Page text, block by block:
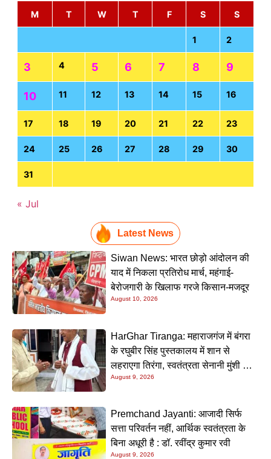
M T W T F S S
1 2
3 4 5 6 7 8 9
10 11 12 13 14 15 16
17 18 19 20 21 22 23
24 25 26 27 28 29 30
31
« Jul
Latest News
Siwan News: भारत छोड़ो आंदोलन की
याद में निकला प्रतिरोध मार्च, महंगाई-
बेरोजगारी के खिलाफ गरजे किसान-मजदूर
August 10, 2026
HarGhar Tiranga: महाराजगंज में बंगरा
के रघुबीर सिंह पुस्तकालय में शान से
लहराएगा तिरंगा, स्वतंत्रता सेनानी मुंशी सिंह
होंगे मुख्य अतिथि
August 9, 2026
Premchand Jayanti: आजादी सिर्फ
सत्ता परिवर्तन नहीं, आर्थिक स्वतंत्रता के
बिना अधूरी है : डॉ. रवींद्र कुमार रवी
August 9, 2026